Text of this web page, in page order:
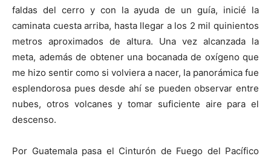
faldas del cerro y con la ayuda de un guía, inicié la
caminata cuesta arriba, hasta llegar a los 2 mil quinientos
metros aproximados de altura. Una vez alcanzada la
meta, además de obtener una bocanada de oxígeno que
me hizo sentir como si volviera a nacer, la panorámica fue
esplendorosa pues desde ahí se pueden observar entre
nubes, otros volcanes y tomar suficiente aire para el
descenso.
Por Guatemala pasa el Cinturón de Fuego del Pacífico